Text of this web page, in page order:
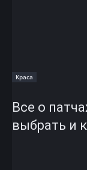
Краса
Все о
выбрать и